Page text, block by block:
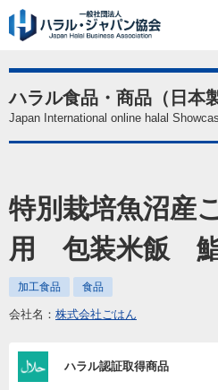
ハラル食品・商品（日本製
Japan International online halal
特別栽培魚沼産
用 包装米飯
加工食品 食品
会社名： 株式会社ごはん
ハラル認証取得商品